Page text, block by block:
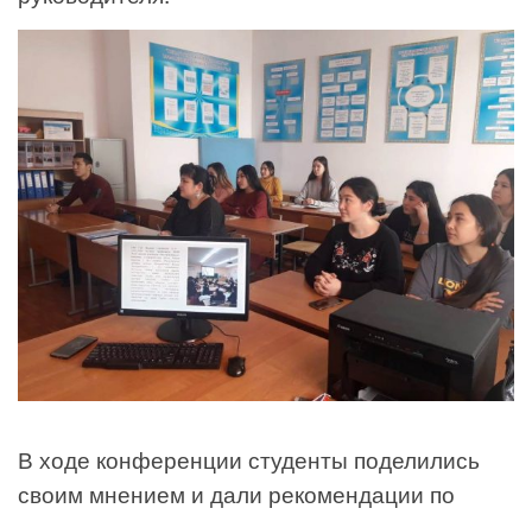
В ходе конференции студенты поделились
своим мнением и дали рекомендации по